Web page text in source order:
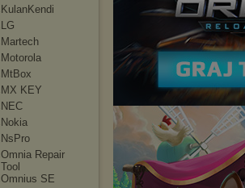
KulanKendi
LG
Martech
Motorola
MtBox
MX KEY
NEC
Nokia
NsPro
Omnia Repair
Tool
Omnius SE